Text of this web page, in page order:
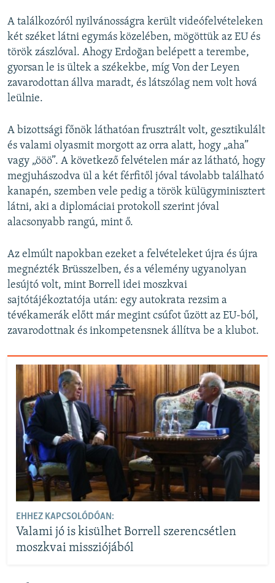
A találkozóról nyilvánosságra került videófelvételeken
két széket látni egymás közelében, mögöttük az EU és
török zászlóval. Ahogy Erdoğan belépett a terembe,
gyorsan le is ültek a székekbe, míg Von der Leyen
zavarodottan állva maradt, és látszólag nem volt hová
leülnie.
A bizottsági főnök láthatóan frusztrált volt, gesztikulált
és valami olyasmit morgott az orra alatt, hogy „aha”
vagy „ööö”. A következő felvételen már az látható, hogy
megjuhászodva ül a két férfitől jóval távolabb található
kanapén, szemben vele pedig a török külügyminisztert
látni, aki a diplomáciai protokoll szerint jóval
alacsonyabb rangú, mint ő.
Az elmúlt napokban ezeket a felvételeket újra és újra
megnézték Brüsszelben, és a vélemény ugyanolyan
lesújtó volt, mint Borrell idei moszkvai
sajtótájékoztatója után: egy autokrata rezsim a
tévékamerák előtt már megint csúfot űzött az EU-ból,
zavarodottnak és inkompetensnek állítva be a klubot.
EHHEZ KAPCSOLÓDÓAN:
Valami jó is kisülhet Borrell szerencsétlen
moszkvai missziójából